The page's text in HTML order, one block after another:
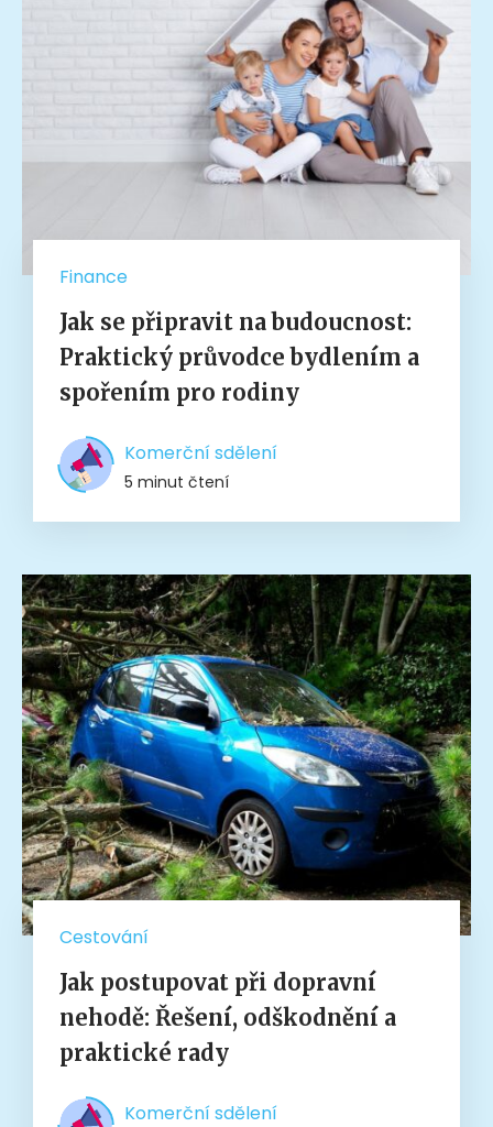
Finance
Jak se připravit na budoucnost:
Praktický průvodce bydlením a
spořením pro rodiny
Komerční sdělení
5 minut čtení
Cestování
Jak postupovat při dopravní
nehodě: Řešení, odškodnění a
praktické rady
Komerční sdělení